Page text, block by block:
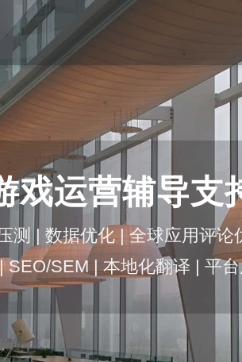
戏运营辅导支
测 | 数据优化 | 全球应用评论
SEO/SEM | 本地化翻译 | 平